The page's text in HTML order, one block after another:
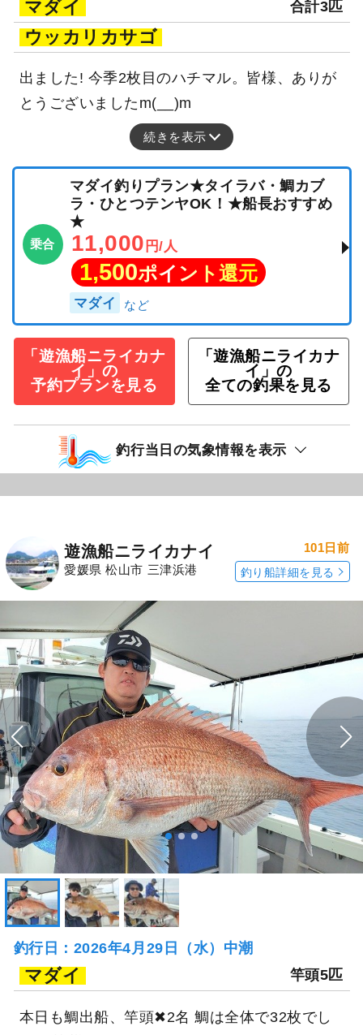
マダイ 合計3匹
ウッカリカサゴ
出ました! 今季2枚目のハチマル。皆様、ありが
とうございましたm(__)m
続きを表示
乗合
マダイ釣りプラン★タイラバ・鯛カブ
ラ・ひとつテンヤOK！★船長おすすめ
★
11,000 円/人
1,500ポイント還元
マダイ
「遊漁船ニライカナ
イ」の
予約プランを見る
「遊漁船ニライカナ
イ」の
全ての釣果を見る
釣行当日の気象情報を表示
遊漁船ニライカナイ
愛媛県 松山市 三津浜港
101日前
釣り船詳細を見る
釣行日：2026年4月29日（水）中潮
マダイ 竿頭5匹
本日も鯛出船、竿頭✖2名 鯛は全体で32枚でし